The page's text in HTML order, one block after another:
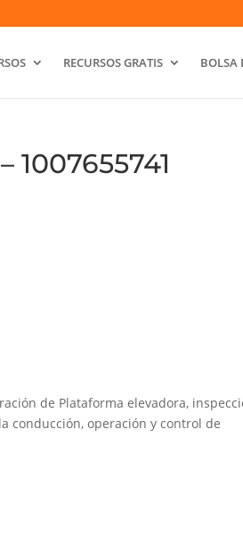
RECURSOS GRATIS BOLSA
1007655741
de Plataforma elevadora,
conducción, operación y control de